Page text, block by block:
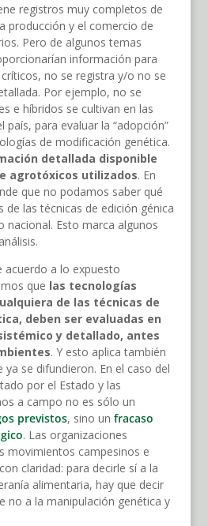
registros muy completos de
producción y el comercio de
Pero de algunos temas
información para
no se registra y/o no se
Por ejemplo, no se
e híbridos se cultivan en las
país, para evaluar la “adopción”
de modificación genética.
detallada disponible
agrotóxicos utilizados. En
que no podamos saber qué
de las técnicas de edición génica
nacional. Esto marca algunos
acuerdo a lo expuesto
que las tecnologías
de las técnicas de
deben ser evaluadas en
y detallado, antes
. Y esto aplica también
ya se difundieron. En el caso del
por el Estado y las
a campo no es sólo un
previstos, sino un fracaso
. Las organizaciones
movimientos campesinos e
claridad: para decirle sí a la
alimentaria, hay que decir
no a la manipulación genética y